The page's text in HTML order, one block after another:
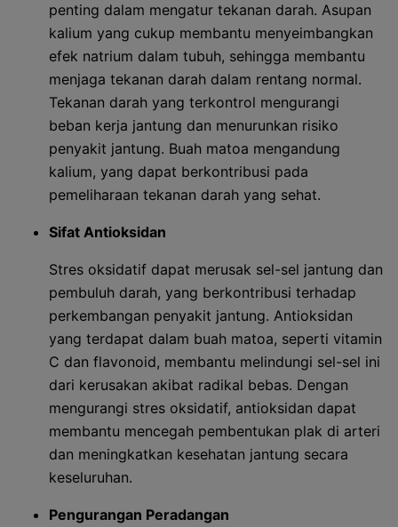
penting dalam mengatur tekanan darah. Asupan
kalium yang cukup membantu menyeimbangkan
efek natrium dalam tubuh, sehingga membantu
menjaga tekanan darah dalam rentang normal.
Tekanan darah yang terkontrol mengurangi
beban kerja jantung dan menurunkan risiko
penyakit jantung. Buah matoa mengandung
kalium, yang dapat berkontribusi pada
pemeliharaan tekanan darah yang sehat.
Sifat Antioksidan
Stres oksidatif dapat merusak sel-sel jantung dan
pembuluh darah, yang berkontribusi terhadap
perkembangan penyakit jantung. Antioksidan
yang terdapat dalam buah matoa, seperti vitamin
C dan flavonoid, membantu melindungi sel-sel ini
dari kerusakan akibat radikal bebas. Dengan
mengurangi stres oksidatif, antioksidan dapat
membantu mencegah pembentukan plak di arteri
dan meningkatkan kesehatan jantung secara
keseluruhan.
Pengurangan Peradangan